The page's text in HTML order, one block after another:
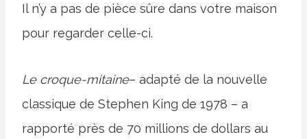
Il n’y a pas de pièce sûre dans votre maison
pour regarder celle-ci.
Le croque-mitaine– adapté de la nouvelle
classique de Stephen King de 1978 – a
rapporté près de 70 millions de dollars au